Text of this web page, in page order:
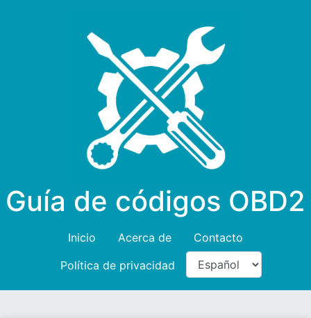
Guía de códigos OBD2
Inicio Acerca de
Contacto
Política de privacidad